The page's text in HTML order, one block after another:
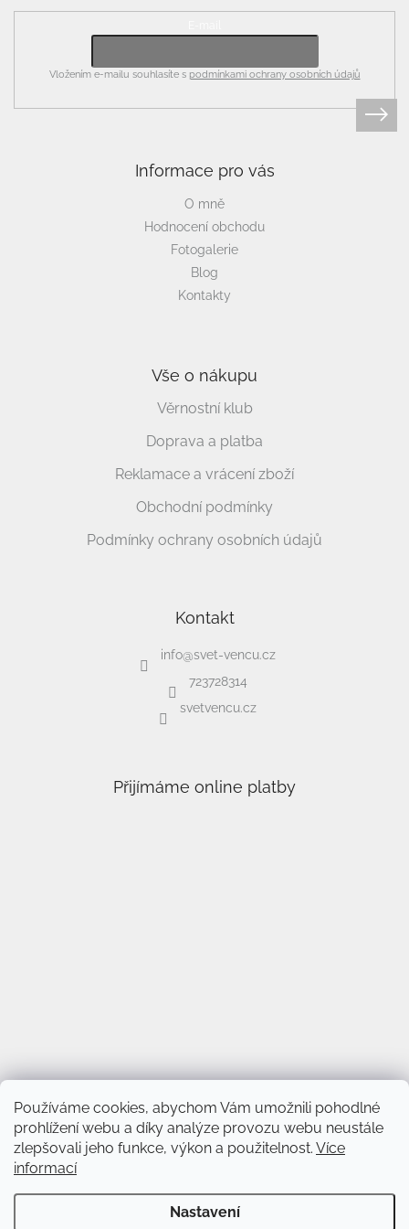
Používáme cookies, abychom Vám umožnili pohodlné
prohlížení webu a díky analýze provozu webu neustále
zlepšovali jeho funkce, výkon a použitelnost. Více
informací
Nastavení
Vložením e-mailu souhlasíte s podmínkami ochrany osobních údajů
Informace pro vás
O mně
Hodnocení obchodu
Fotogalerie
Blog
Kontakty
Vše o nákupu
Věrnostní klub
Doprava a platba
Reklamace a vrácení zboží
Obchodní podmínky
Podmínky ochrany osobních údajů
Kontakt
info@svet-vencu.cz
723728314
svetvencu.cz
Přijímáme online platby
Vytvořil Shoptet